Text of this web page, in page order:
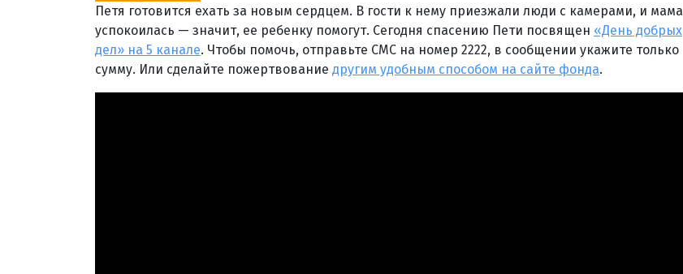
Петя готовится ехать за новым сердцем. В гости к нему приезжали люди с камерами, и мама
успокоилась — значит, ее ребенку помогут. Сегодня спасению Пети посвящен «День добрых
дел» на 5 канале. Чтобы помочь, отправьте СМС на номер 2222, в сообщении укажите только
сумму. Или сделайте пожертвование другим удобным способом на сайте фонда.